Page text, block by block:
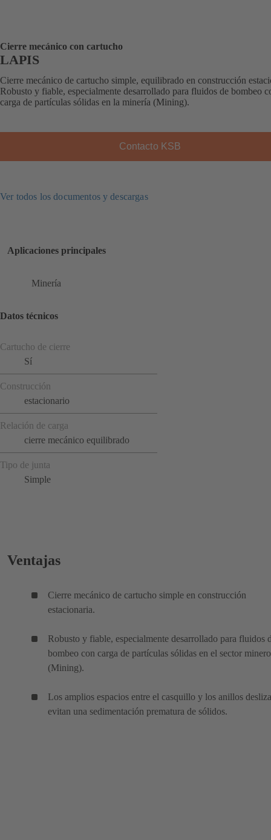
Cierre mecánico con cartucho
LAPIS
Cierre mecánico de cartucho simple, equilibrado en construcción
Robusto y fiable, especialmente desarrollado para fluidos de bombeo
carga de partículas sólidas en la minería (Mining).
Contacto KSB
Ver todos los documentos y descargas
Aplicaciones principales
Minería
Datos técnicos
Cartucho de cierre
Sí
Construcción
estacionario
Relación de carga
cierre mecánico equilibrado
Tipo de junta
Simple
Ventajas
Cierre mecánico de cartucho simple en construcción
estacionaria.
Robusto y fiable, especialmente desarrollado para fluidos
bombeo con carga de partículas sólidas en el sector minero
(Mining).
Los amplios espacios entre el casquillo y los anillos
evitan una sedimentación prematura de sólidos.